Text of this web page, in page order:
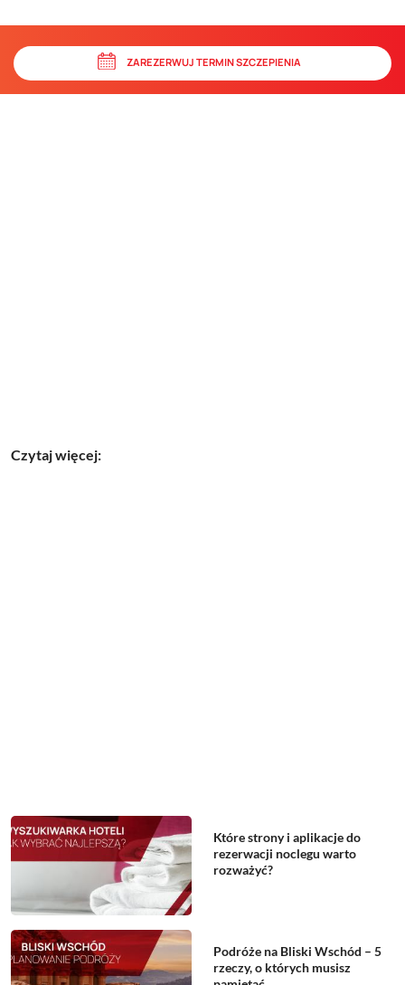
ZAREZERWUJ TERMIN SZCZEPIENIA
Czytaj więcej:
Które strony i aplikacje do
rezerwacji noclegu warto
rozważyć?
Podróże na Bliski Wschód – 5
rzeczy, o których musisz